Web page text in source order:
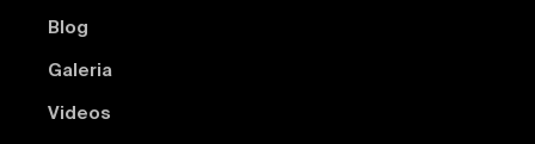
Blog
Galeria
Videos